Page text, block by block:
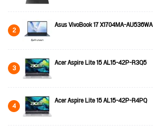
2 Asus VivoBook 17 X1704MA-AU536WA
3 Acer Aspire Lite 15 AL15-42P-R3Q5
4 Acer Aspire Lite 15 AL15-42P-R4PQ